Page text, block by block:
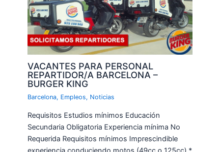
VACANTES PARA PERSONAL
REPARTIDOR/A BARCELONA –
BURGER KING
Barcelona, Empleos, Noticias
Requisitos Estudios mínimos Educación
Secundaria Obligatoria Experiencia mínima No
Requerida Requisitos mínimos Imprescindible